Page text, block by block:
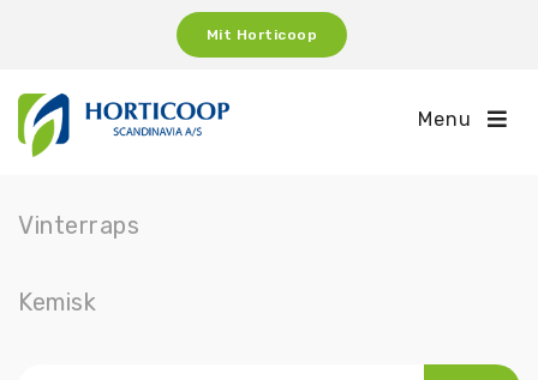
Mit Horticoop
Menu
Vinterraps
Kemisk